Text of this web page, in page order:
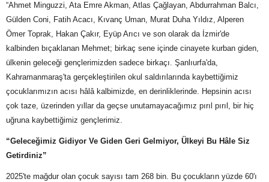
“Ahmet Minguzzi, Ata Emre Akman, Atlas Çağlayan, Abdurrahman Balcı,
Gülden Coni, Fatih Acacı, Kıvanç Uman, Murat Duha Yıldız, Alperen
Ömer Toprak, Hakan Çakır, Eyüp Arıcı ve son olarak da İzmir'de
kalbinden bıçaklanan Mehmet; birkaç sene içinde cinayete kurban giden,
ülkenin geleceği gençlerimizden sadece birkaçı. Şanlıurfa'da,
Kahramanmaraş'ta gerçekleştirilen okul saldırılarında kaybettiğimiz
çocuklarımızın acısı hâlâ kalbimizde, en derinliklerinde. Hepsinin acısı
çok taze, üzerinden yıllar da geçse unutamayacağımız pırıl pırıl, bir hiç
uğruna kaybettiğimiz gençlerimiz.
“Geleceğimiz Gidiyor Ve Giden Geri Gelmiyor, Ülkeyi Bu Hâle Siz
Getirdiniz”
2025'te mağdur olan çocuk sayısı tam 268 bin. Bu çocukların yüzde 60'ı